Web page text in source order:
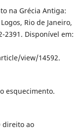
na Grécia Antiga:
Rio de Janeiro,
2391. Disponível em:
view/14592.
esquecimento.
direito ao